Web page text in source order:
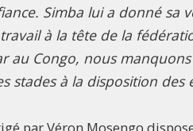
Simba lui a donné sa
à la tête de la
au Congo, nous
stades à la disposition
par Véron Mosengo